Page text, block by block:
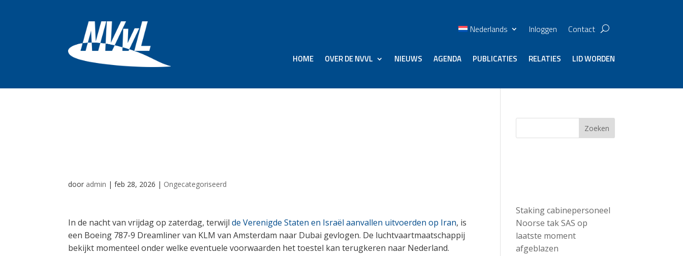
Nederlands Inloggen Contact
HOME OVER DE NVVL NIEUWS AGENDA PUBLICATIES RELATIES LID WORDEN
door admin |feb 28, 2026 | Ongecategoriseerd
In de nacht van vrijdag op zaterdag, terwijlde Verenigde Staten en Israël aanvallen uitvoerden op Iran, is
een Boeing 787-9 Dreamliner van KLM van Amsterdam naar Dubai gevlogen. De luchtvaartmaatschappij
bekijkt momenteel onder welke eventuele voorwaarden het toestel kan terugkeren naar Nederland.
Zoeken
Staking cabinepersoneel
Noorse tak SAS op
laatste moment
afgeblazen